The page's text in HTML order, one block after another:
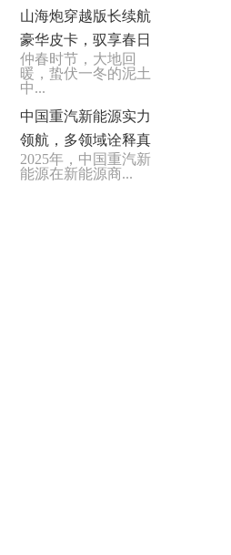
山海炮穿越版长续航
豪华皮卡，驭享春日
仲春时节，大地回
暖，蛰伏一冬的泥土
中...
中国重汽新能源实力
领航，多领域诠释真
2025年，中国重汽新
能源在新能源商...